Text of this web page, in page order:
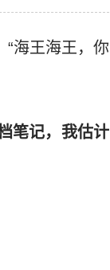
海王海王，你
笔记，我估计